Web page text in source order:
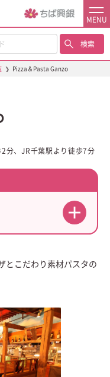
MENU
検索
❯ Pizza＆Pasta Ganzo
分、JR千葉駅より徒歩7分
とこだわり素材パスタの